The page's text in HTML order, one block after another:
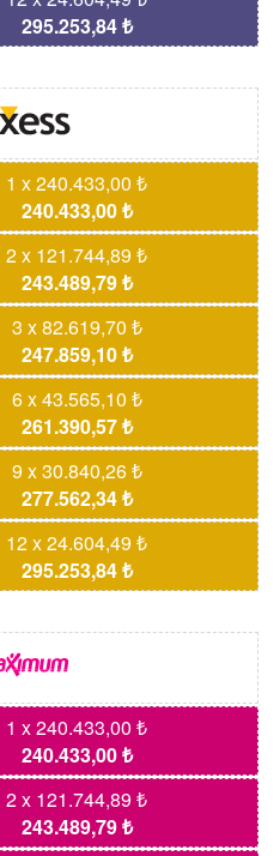
295.253,84 ₺
1 x 240.433,00 ₺
240.433,00 ₺
2 x 121.744,89 ₺
243.489,79 ₺
3 x 82.619,70 ₺
247.859,10 ₺
6 x 43.565,10 ₺
261.390,57 ₺
9 x 30.840,26 ₺
277.562,34 ₺
12 x 24.604,49 ₺
295.253,84 ₺
1 x 240.433,00 ₺
240.433,00 ₺
2 x 121.744,89 ₺
243.489,79 ₺